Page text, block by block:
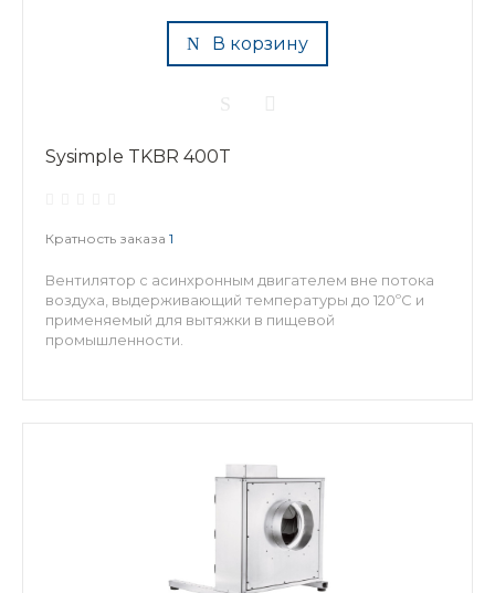
В корзину
Sysimple TKBR 400T
Кратность заказа 1
Вентилятор с асинхронным двигателем вне потока
воздуха, выдерживающий температуры до 120ºC и
применяемый для вытяжки в пищевой
промышленности.